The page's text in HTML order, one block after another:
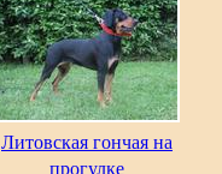
Литовская гончая на
прогулке